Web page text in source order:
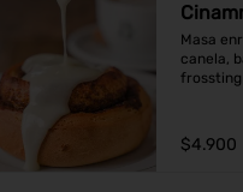
Masa
canela,
frossting
$4.900